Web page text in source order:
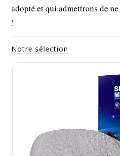
adopté et qui admettrons de
!
Notre sélection